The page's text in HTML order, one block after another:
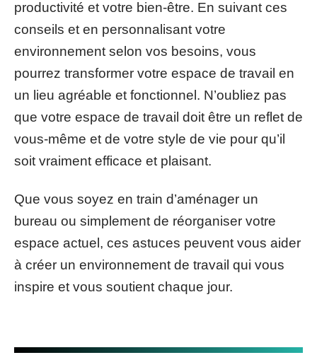
productivité et votre bien-être. En suivant ces
conseils et en personnalisant votre
environnement selon vos besoins, vous
pourrez transformer votre espace de travail en
un lieu agréable et fonctionnel. N’oubliez pas
que votre espace de travail doit être un reflet de
vous-même et de votre style de vie pour qu’il
soit vraiment efficace et plaisant.
Que vous soyez en train d’aménager un
bureau ou simplement de réorganiser votre
espace actuel, ces astuces peuvent vous aider
à créer un environnement de travail qui vous
inspire et vous soutient chaque jour.